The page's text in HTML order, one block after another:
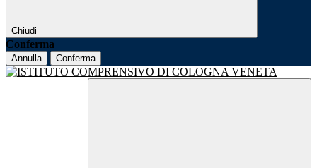
Chiudi
Conferma
Annulla Conferma